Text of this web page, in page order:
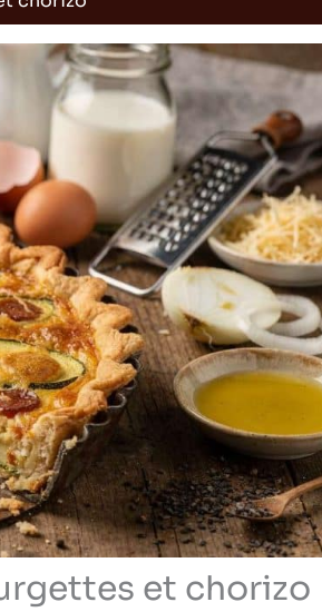
et chorizo